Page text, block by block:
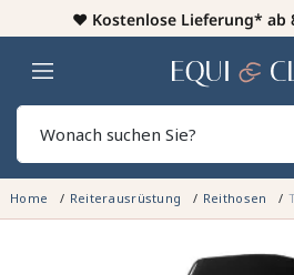
♥️ Kostenlose Lieferung* ab
Heim
Home Reiterausrüstung Reithosen